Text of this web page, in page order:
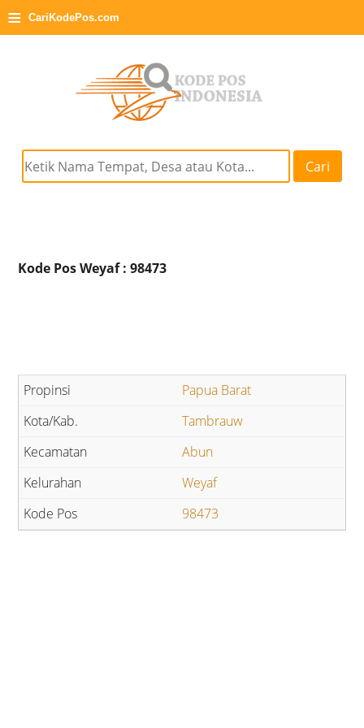
≡ CariKodePos.com
Cari
Kode Pos Weyaf : 98473
Papua Barat
Tambrauw
Abun
Weyaf
98473